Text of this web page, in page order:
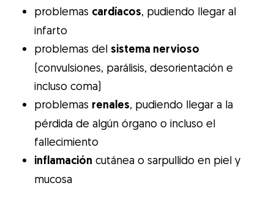
problemas cardíacos, pudiendo llegar al
infarto
problemas del sistema nervioso
(convulsiones, parálisis, desorientación e
incluso coma)
problemas renales, pudiendo llegar a la
pérdida de algún órgano o incluso el
fallecimiento
inflamación cutánea o sarpullido en piel y
mucosa